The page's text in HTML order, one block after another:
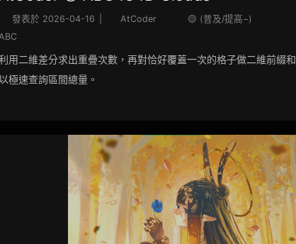
發表於 2026-04-16 AtCoder
🟡 (普及/提高−)
用二維差分求出重疊次數，再對恰好覆蓋一次的格子做二維前綴和
極速查詢區間總量。